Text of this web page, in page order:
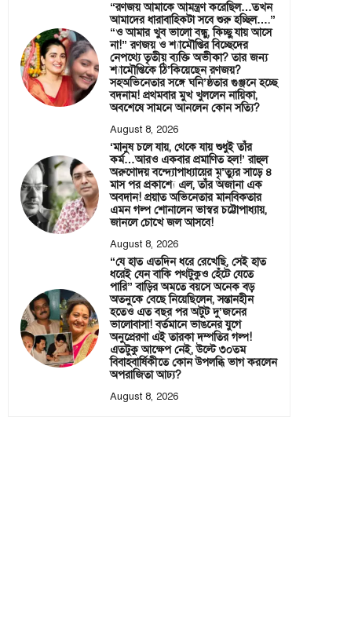
“রণজয় আমাকে আমন্ত্রণ করেছিল…তখন
আমাদের ধারাবাহিকটা সবে শুরু হচ্ছিল….”
“ও আমার খুব ভালো বন্ধু, কিচ্ছু যায় আসে
না!” রণজয় ও শ্যামৌপ্তির বিচ্ছেদের
নেপথ্যে তৃতীয় ব্যক্তি অভীকা? তার জন্য
শ্যামৌপ্তিকে ঠি’কিয়েছেন রণজয়?
সহঅভিনেতার সঙ্গে ঘনি’ষ্ঠতার গুঞ্জনে হচ্ছে
বদনাম! প্রথমবার মুখ খুললেন নায়িকা,
অবশেষে সামনে আনলেন কোন সত্যি?
August 8, 2026
‘মানুষ চলে যায়, থেকে যায় শুধুই তাঁর
কর্ম…আরও একবার প্রমাণিত হল!’ রাহুল
অরুণোদয় বন্দ্যোপাধ্যায়ের মৃ’ত্যুর সাড়ে ৪
মাস পর প্রকাশ্যে এল, তাঁর অজানা এক
অবদান! প্রয়াত অভিনেতার মানবিকতার
এমন গল্প শোনালেন ভাস্বর চট্টোপাধ্যায়,
জানলে চোখে জল আসবে!
August 8, 2026
“যে হাত এতদিন ধরে রেখেছি, সেই হাত
ধরেই যেন বাকি পথটুকুও হেঁটে যেতে
পারি” বাড়ির অমতে বয়সে অনেক বড়
অতনুকে বেছে নিয়েছিলেন, সন্তানহীন
হতেও এত বছর পর অটুট দু’জনের
ভালোবাসা! বর্তমানে ভাঙনের যুগে
অনুপ্রেরণা এই তারকা দম্পতির গল্প!
এতটুকু আক্ষেপ নেই, উল্টে ৩০তম
বিবাহবার্ষিকীতে কোন উপলব্ধি ভাগ করলেন
অপরাজিতা আঢ্য?
August 8, 2026